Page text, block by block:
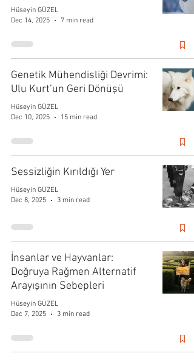
Hüseyin GÜZEL
Dec 14, 2025
7 min read
Genetik Mühendisliği Devrimi:
Ulu Kurt’un Geri Dönüşü
Hüseyin GÜZEL
Dec 10, 2025
15 min read
Sessizliğin Kırıldığı Yer
Hüseyin GÜZEL
Dec 8, 2025
3 min read
İnsanlar ve Hayvanlar:
Doğruya Rağmen Alternatif
Arayışının Sebepleri
Hüseyin GÜZEL
Dec 7, 2025
3 min read